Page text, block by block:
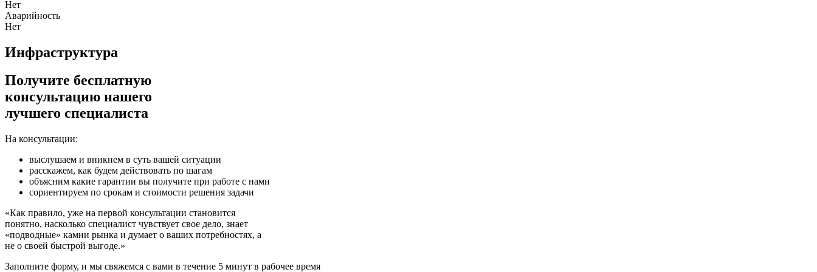
Нет
Аварийность
Нет
Инфраструктура
Получите бесплатную
консультацию нашего
лучшего специалиста
На консультации:
выслушаем и вникнем в суть вашей ситуации
расскажем, как будем действовать по шагам
объясним какие гарантии вы получите при работе с нами
сориентируем по срокам и стоимости решения задачи
«Как правило, уже на первой консультации становится
понятно, насколько специалист чувствует свое дело, знает
«подводные» камни рынка и думает о ваших потребностях, а
не о своей быстрой выгоде.»
Заполните форму, и мы свяжемся с вами в течение 5 минут в рабочее время